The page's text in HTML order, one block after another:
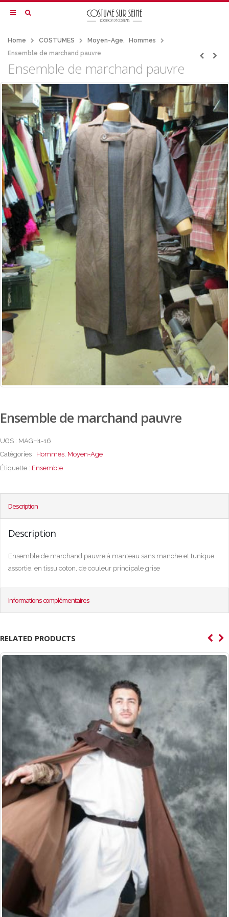
Home COSTUMES Moyen-Age,
Hommes
Ensemble de marchand pauvre
Ensemble de marchand pauvre
Ensemble de marchand pauvre
UGS : MAGH1-16
Catégories : Hommes, Moyen-Age
Étiquette : Ensemble
Description
Description
Ensemble de marchand pauvre à manteau sans manche et tunique
assortie, en tissu coton, de couleur principale grise
Informations complémentaires
RELATED PRODUCTS